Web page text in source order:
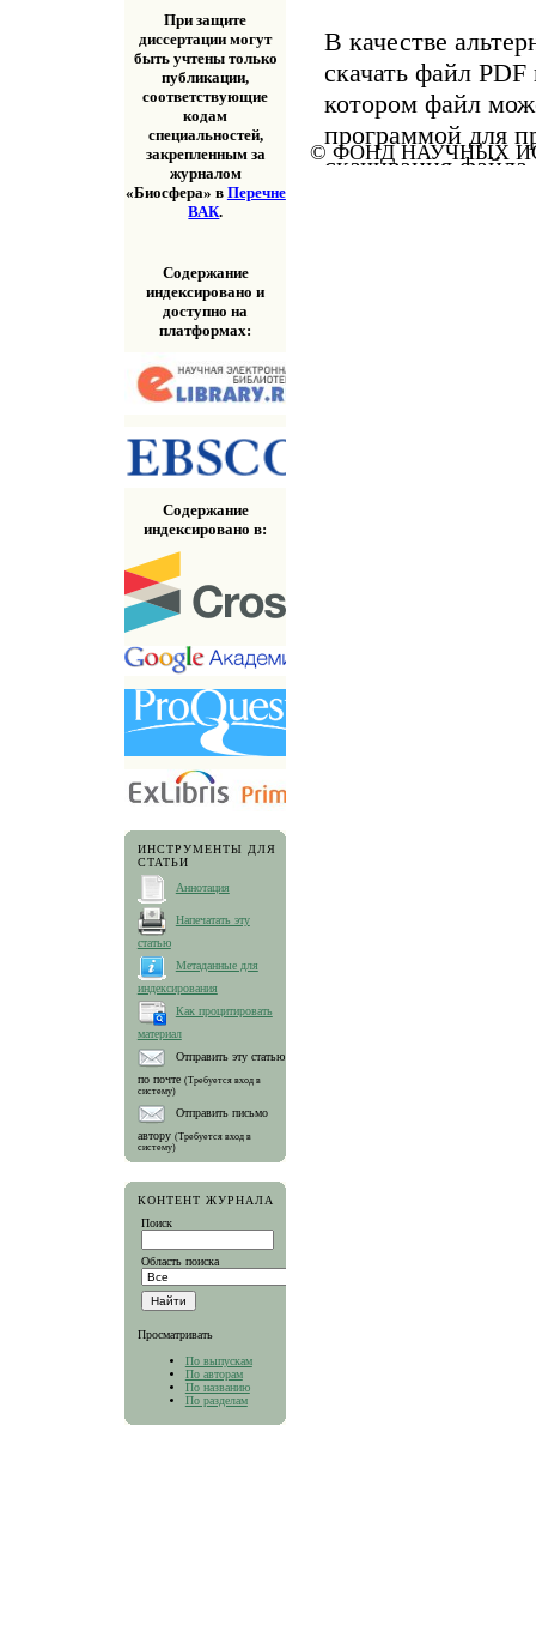
При защите
диссертации могут
быть учтены только
публикации,
соответствующие
кодам
специальностей,
закрепленным за
журналом
«Биосфера» в Перечне
ВАК.
Содержание
индексировано и
доступно на
платформах:
Содержание
индексировано в:
ИНСТРУМЕНТЫ ДЛЯ
СТАТЬИ
Аннотация
Напечатать эту
статью
Метаданные для
индексирования
Как процитировать
материал
Отправить эту статью
по почте (Требуется вход в
систему)
Отправить письмо
автору (Требуется вход в
систему)
КОНТЕНТ ЖУРНАЛА
Поиск
Область поиска
Просматривать
По выпускам
По авторам
По названию
По разделам
В качестве
скачать файл
котором файл
программой для
скачивания
© ФОНД НАУЧНЫХ